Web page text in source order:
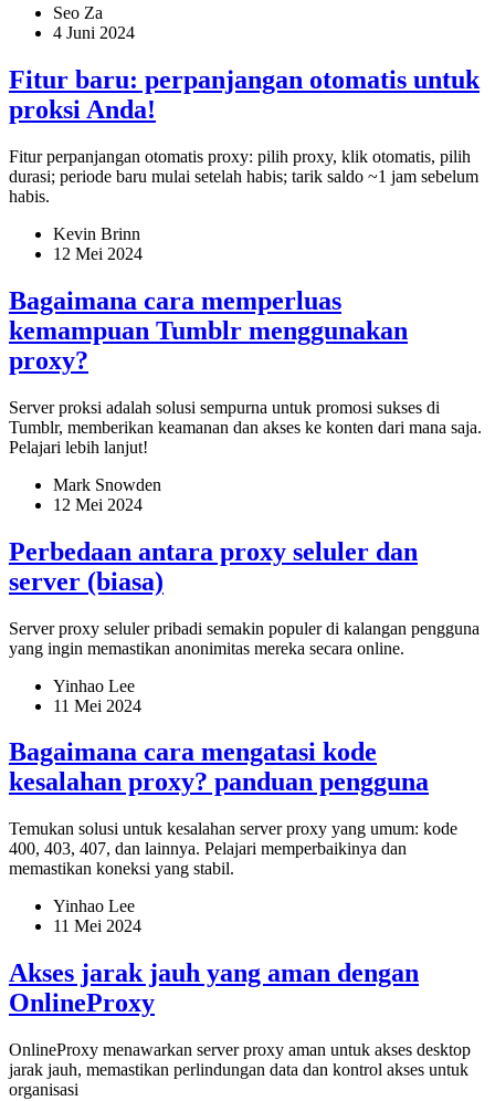
Seo Za
4 Juni 2024
Fitur baru: perpanjangan otomatis untuk
proksi Anda!
Fitur perpanjangan otomatis proxy: pilih proxy, klik otomatis, pilih
durasi; periode baru mulai setelah habis; tarik saldo ~1 jam sebelum
habis.
Kevin Brinn
12 Mei 2024
Bagaimana cara memperluas
kemampuan Tumblr menggunakan
proxy?
Server proksi adalah solusi sempurna untuk promosi sukses di
Tumblr, memberikan keamanan dan akses ke konten dari mana saja.
Pelajari lebih lanjut!
Mark Snowden
12 Mei 2024
Perbedaan antara proxy seluler dan
server (biasa)
Server proxy seluler pribadi semakin populer di kalangan pengguna
yang ingin memastikan anonimitas mereka secara online.
Yinhao Lee
11 Mei 2024
Bagaimana cara mengatasi kode
kesalahan proxy? panduan pengguna
Temukan solusi untuk kesalahan server proxy yang umum: kode
400, 403, 407, dan lainnya. Pelajari memperbaikinya dan
memastikan koneksi yang stabil.
Yinhao Lee
11 Mei 2024
Akses jarak jauh yang aman dengan
OnlineProxy
OnlineProxy menawarkan server proxy aman untuk akses desktop
jarak jauh, memastikan perlindungan data dan kontrol akses untuk
organisasi